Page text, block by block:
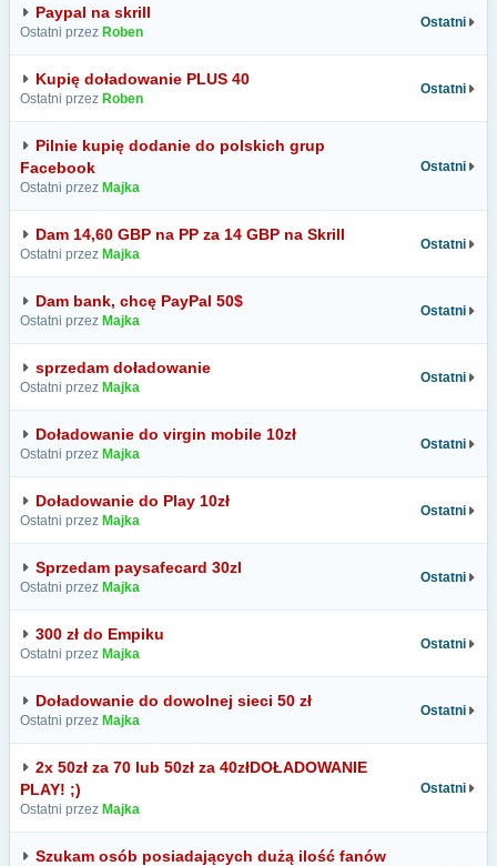
Paypal na skrill
Ostatni przez Roben
Ostatni
Kupię doładowanie PLUS 40
Ostatni przez Roben
Ostatni
Pilnie kupię dodanie do polskich grup
Facebook
Ostatni przez Majka
Ostatni
Dam 14,60 GBP na PP za 14 GBP na Skrill
Ostatni przez Majka
Ostatni
Dam bank, chcę PayPal 50$
Ostatni przez Majka
Ostatni
sprzedam doładowanie
Ostatni przez Majka
Ostatni
Doładowanie do virgin mobile 10zł
Ostatni przez Majka
Ostatni
Doładowanie do Play 10zł
Ostatni przez Majka
Ostatni
Sprzedam paysafecard 30zl
Ostatni przez Majka
Ostatni
300 zł do Empiku
Ostatni przez Majka
Ostatni
Doładowanie do dowolnej sieci 50 zł
Ostatni przez Majka
Ostatni
2x 50zł za 70 lub 50zł za 40złDOŁADOWANIE
PLAY! ;)
Ostatni przez Majka
Ostatni
Szukam osób posiadających dużą ilość fanów